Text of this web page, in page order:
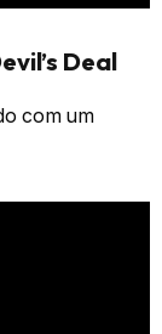
Deal
com um